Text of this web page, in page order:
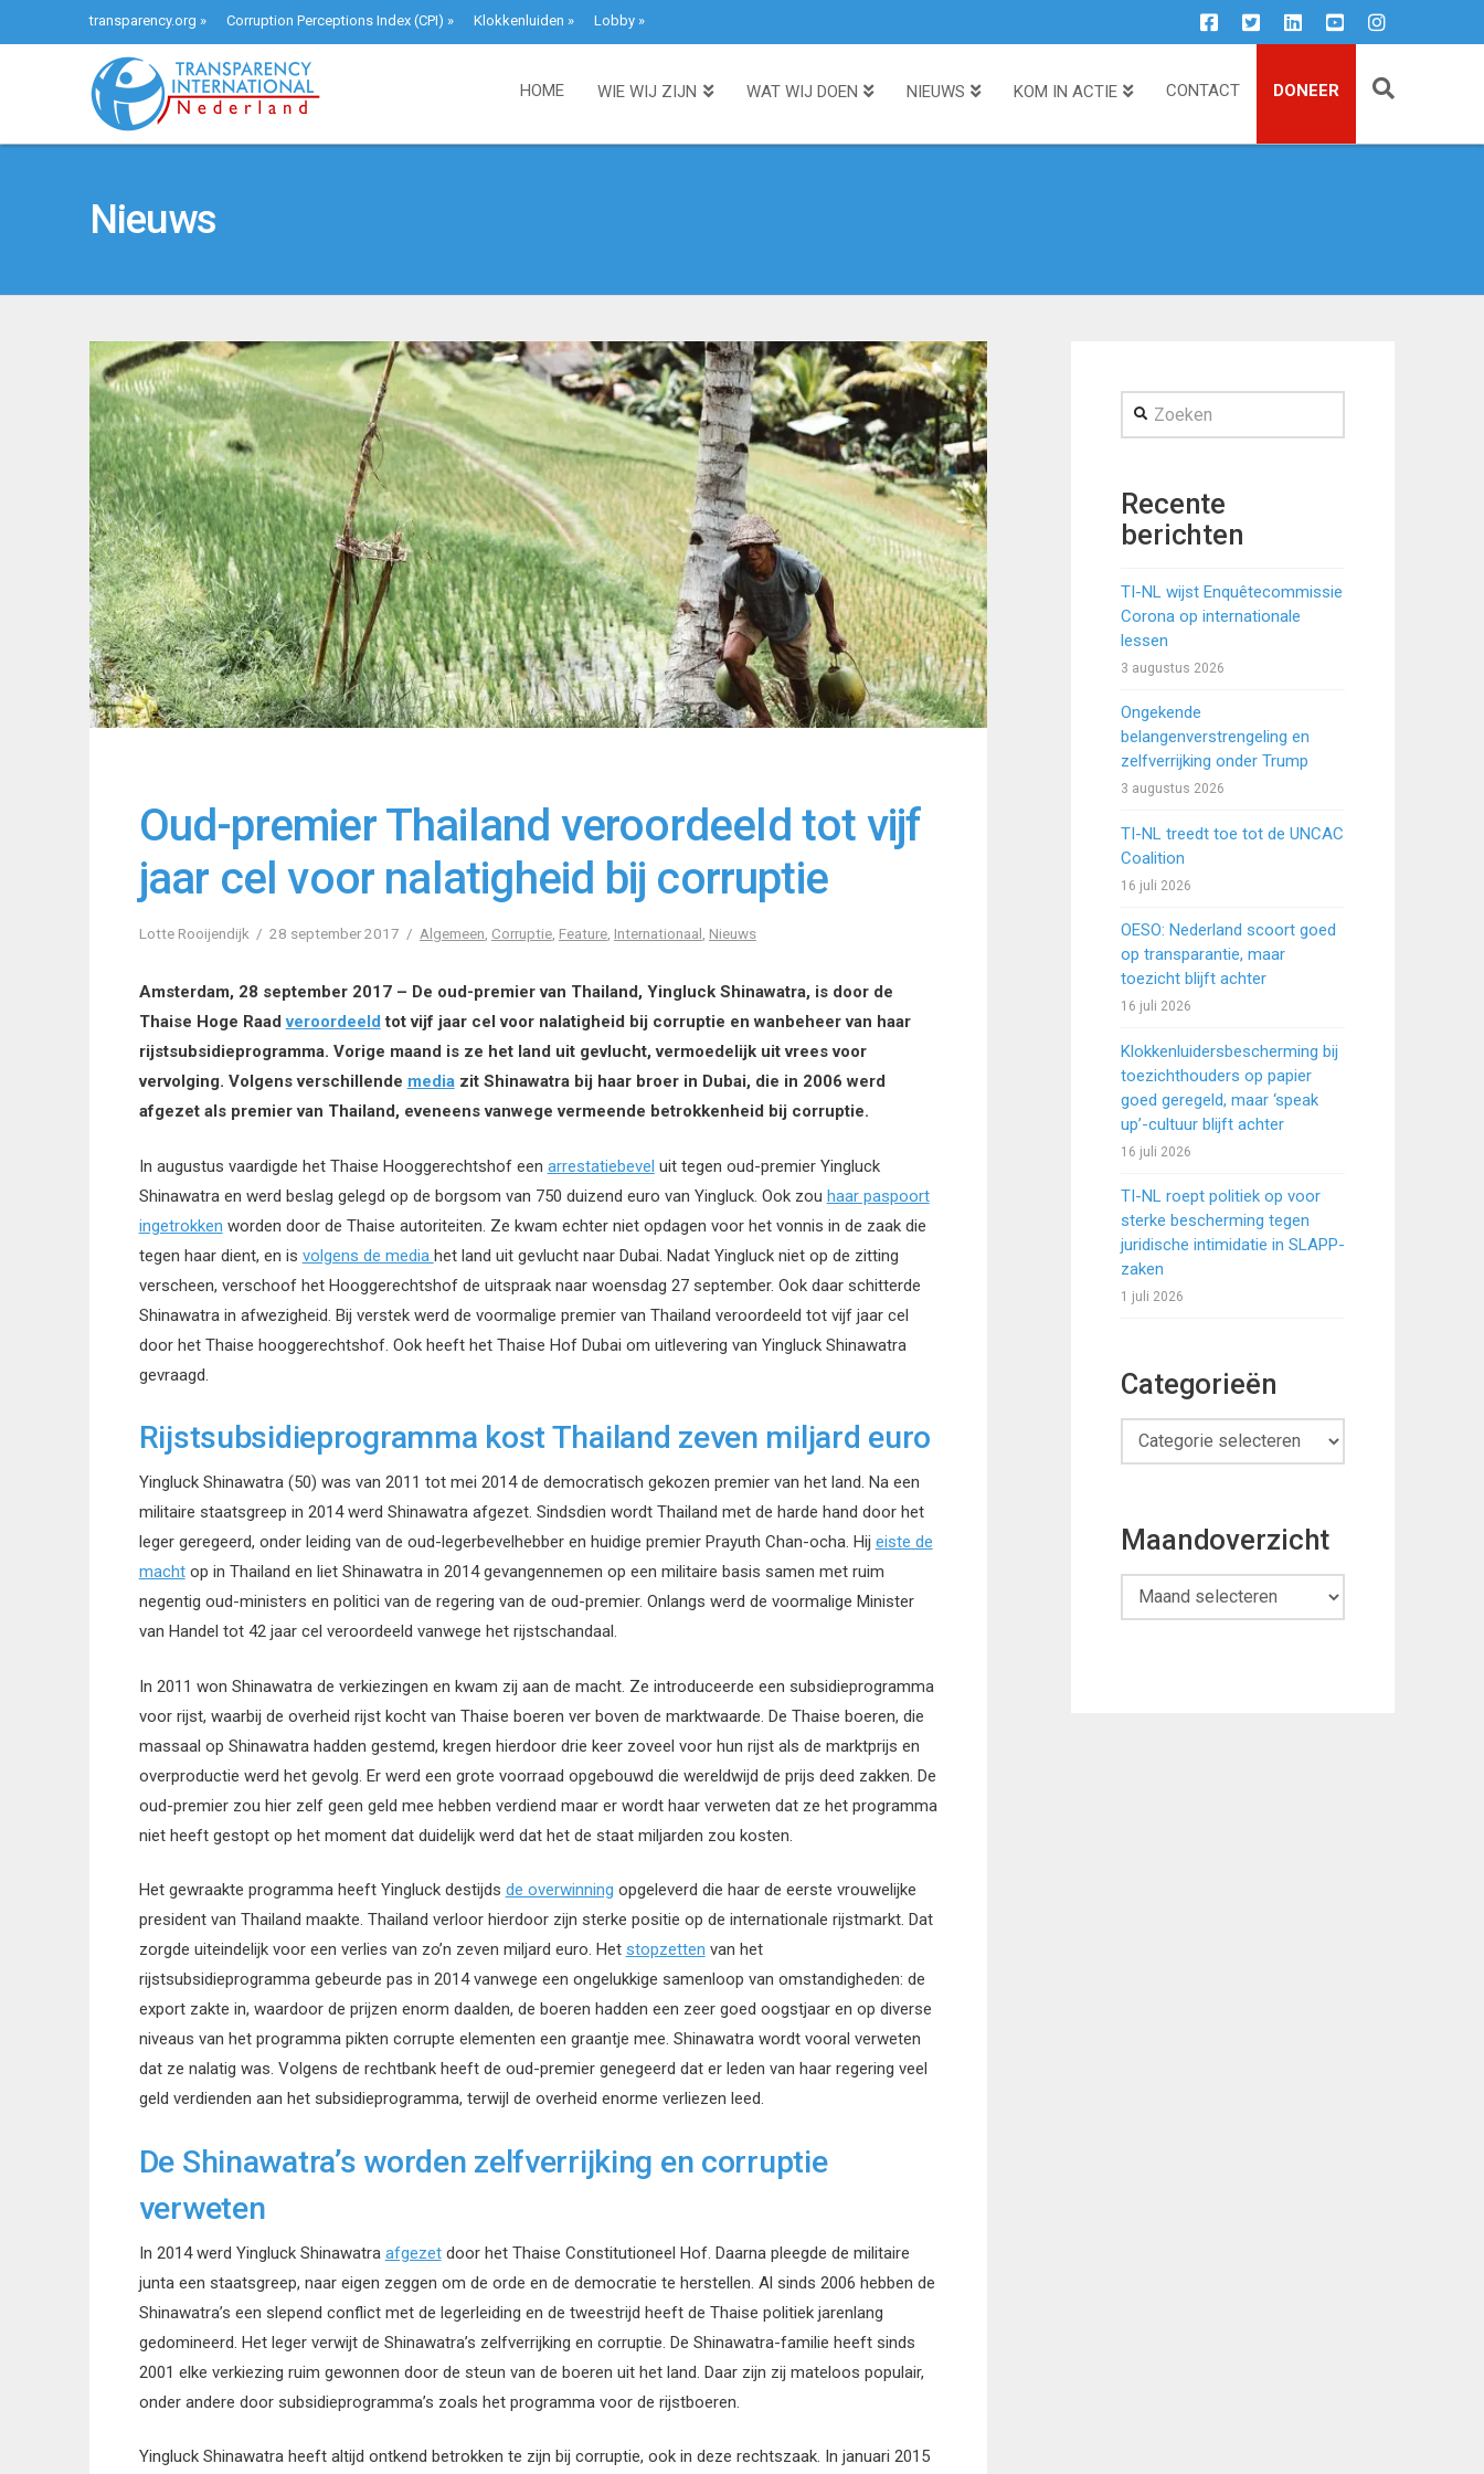
transparency.org » Corruption Perceptions Index (CPI) » Klokkenluiden » Lobby»
HOME WIE WIJ ZIJN WAT WIJ DOEN NIEUWS KOM IN ACTIE CONTACT DONEER
Nieuws
Oud-premier Thailand veroordeeld tot vijf
jaar cel voor nalatigheid bij corruptie
Lotte Rooijendijk 28 september 2017 Algemeen Corruptie, Feature, Internationaal Nieuws
Amsterdam, 28 september 2017 – De oud-premier van Thailand, Yingluck Shinawatra, is door de
Thaise Hoge Raadveroordeeld tot vijf jaar cel voor nalatigheid bij corruptie en wanbeheer van haar
rijstsubsidieprogramma. Vorige maand is ze het land uit gevlucht, vermoedelijk uit vrees voor
vervolging. Volgens verschillende mediazit Shinawatra bij haar broer in Dubai, die in 2006 werd
afgezet als premier van Thailand, eveneens vanwege vermeende betrokkenheid bij corruptie.
In augustus vaardigde het Thaise Hooggerechtshof een arrestatiebevel uit tegen oud-premier Yingluck
Shinawatra en werd beslag gelegd op de borgsom van 750 duizend euro van Yingluck. Ook zou haar paspoort
ingetrokken worden door de Thaise autoriteiten. Ze kwam echter niet opdagen voor het vonnis in de zaak die
tegen haar dient, en is volgens de media het land uit gevlucht naar Dubai. Nadat Yingluck niet op de zitting
verscheen, verschoof het Hooggerechtshof de uitspraak naar woensdag 27 september. Ook daar schitterde
Shinawatra in afwezigheid. Bij verstek werd de voormalige premier van Thailand veroordeeld tot vijf jaar cel
door het Thaise hooggerechtshof. Ook heeft het Thaise Hof Dubai om uitlevering van Yingluck Shinawatra
gevraagd.
Rijstsubsidieprogramma kost Thailand zeven miljard euro
Yingluck Shinawatra (50) was van 2011 tot mei 2014 de democratisch gekozen premier van het land. Na een
militaire staatsgreep in 2014 werd Shinawatra afgezet. Sindsdien wordt Thailand met de harde hand door het
leger geregeerd, onder leiding van de oud-legerbevelhebber en huidige premier Prayuth Chan-ocha. Hij eiste de
machtop in Thailand en liet Shinawatra in 2014 gevangennemen op een militaire basis samen met ruim
negentig oud-ministers en politici van de regering van de oud-premier. Onlangs werd de voormalige Minister
van Handel tot 42 jaar cel veroordeeld vanwege het rijstschandaal.
In 2011 won Shinawatra de verkiezingen en kwam zij aan de macht. Ze introduceerde een subsidieprogramma
voor rijst, waarbij de overheid rijst kocht van Thaise boeren ver boven de marktwaarde. De Thaise boeren, die
massaal op Shinawatra hadden gestemd, kregen hierdoor drie keer zoveel voor hun rijst als de marktprijs en
overproductie werd het gevolg. Er werd een grote voorraad opgebouwd die wereldwijd de prijs deed zakken. De
oud-premier zou hier zelf geen geld mee hebben verdiend maar er wordt haar verweten dat ze het programma
niet heeft gestopt op het moment dat duidelijk werd dat het de staat miljarden zou kosten.
Het gewraakte programma heeft Yingluck destijds de overwinning opgeleverd die haar de eerste vrouwelijke
president van Thailand maakte. Thailand verloor hierdoor zijn sterke positie op de internationale rijstmarkt. Dat
zorgde uiteindelijk voor een verlies van zo’n zeven miljard euro. Het stopzetten van het
rijstsubsidieprogramma gebeurde pas in 2014 vanwege een ongelukkige samenloop van omstandigheden: de
export zakte in, waardoor de prijzen enorm daalden, de boeren hadden een zeer goed oogstjaar en op diverse
niveaus van het programma pikten corrupte elementen een graantje mee. Shinawatra wordt vooral verweten
dat ze nalatig was. Volgens de rechtbank heeft de oud-premier genegeerd dat er leden van haar regering veel
geld verdienden aan het subsidieprogramma, terwijl de overheid enorme verliezen leed.
De Shinawatra’s worden zelfverrijking en corruptie
verweten
In 2014 werd Yingluck Shinawatra afgezetdoor het Thaise Constitutioneel Hof. Daarna pleegde de militaire
junta een staatsgreep, naar eigen zeggen om de orde en de democratie te herstellen. Al sinds 2006 hebben de
Shinawatra’s een slepend conflict met de legerleiding en de tweestrijd heeft de Thaise politiek jarenlang
gedomineerd. Het leger verwijt de Shinawatra’s zelfverrijking en corruptie. De Shinawatra-familie heeft sinds
2001 elke verkiezing ruim gewonnen door de steun van de boeren uit het land. Daar zijn zij mateloos populair,
onder andere door subsidieprogramma’s zoals het programma voor de rijstboeren.
Yingluck Shinawatra heeft altijd ontkend betrokken te zijn bij corruptie, ook in deze rechtszaak. In januari 2015
Zoeken
Recente
berichten
TI-NL wijst Enquêtecommissie
Corona op internationale
lessen
3 augustus 2026
Ongekende
belangenverstrengeling en
zelfverrijking onder Trump
3 augustus 2026
TI-NL treedt toe tot de UNCAC
Coalition
16 juli 2026
OESO: Nederland scoort goed
op transparantie, maar
toezicht blijft achter
16 juli 2026
Klokkenluidersbescherming bij
toezichthouders op papier
goed geregeld, maar ‘speak
up’-cultuur blijft achter
16 juli 2026
TI-NL roept politiek op voor
sterke bescherming tegen
juridische intimidatie in SLAPP-
zaken
1 juli 2026
Categorieën
Categorieën
Maandoverzicht
Maandoverzicht